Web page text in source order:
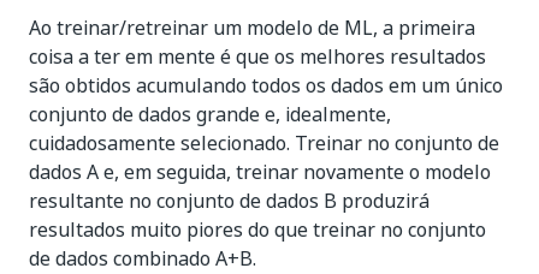
Ao treinar/retreinar um modelo de ML, a primeira
coisa a ter em mente é que os melhores resultados
são obtidos acumulando todos os dados em um único
conjunto de dados grande e, idealmente,
cuidadosamente selecionado. Treinar no conjunto de
dados A e, em seguida, treinar novamente o modelo
resultante no conjunto de dados B produzirá
resultados muito piores do que treinar no conjunto
de dados combinado A+B.